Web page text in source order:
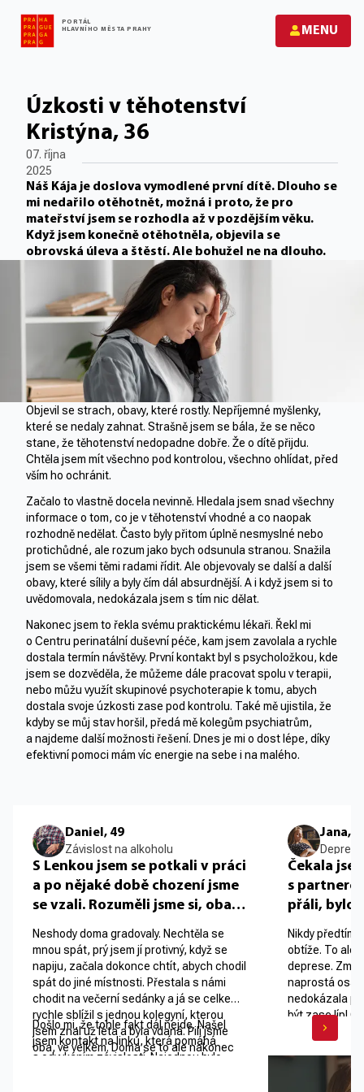
PORTÁL
HLAVNÍHO MĚSTA PRAHY
MENU
Úzkosti v těhotenství
Kristýna, 36
07. října
2025
Náš Kája je doslova vymodlené první dítě. Dlouho se
mi nedařilo otěhotnět, možná i proto, že pro
mateřství jsem se rozhodla až v pozdějším věku.
Když jsem konečně otěhotněla, objevila se
obrovská úleva a štěstí. Ale bohužel ne na dlouho.
Objevil se strach, obavy, které rostly. Nepříjemné myšlenky,
které se nedaly zahnat. Strašně jsem se bála, že se něco
stane, že těhotenství nedopadne dobře. Že o dítě přijdu.
Chtěla jsem mít všechno pod kontrolou, všechno ohlídat, před
vším ho ochránit.
Začalo to vlastně docela nevinně. Hledala jsem snad všechny
informace o tom, co je v těhotenství vhodné a co naopak
rozhodně nedělat. Často byly přitom úplně nesmyslné nebo
protichůdné, ale rozum jako bych odsunula stranou. Snažila
jsem se všemi těmi radami řídit. Ale objevovaly se další a další
obavy, které sílily a byly čím dál absurdnější. A i když jsem si to
uvědomovala, nedokázala jsem s tím nic dělat.
Nakonec jsem to řekla svému praktickému lékaři. Řekl mi
o Centru perinatální duševní péče, kam jsem zavolala a rychle
dostala termín návštěvy. První kontakt byl s psycholožkou, kde
jsem se dozvěděla, že můžeme dále pracovat spolu v terapii,
nebo můžu využít skupinové psychoterapie k tomu, abych
dostala svoje úzkosti zase pod kontrolu. Také mě ujistila, že
kdyby se můj stav horšil, předá mě kolegům psychiatrům,
a najdeme další možnosti řešení. Dnes je mi o dost lépe, díky
efektivní pomoci mám víc energie na sebe i na malého.
Daniel, 49
Závislost na alkoholu
S Lenkou jsem se potkali v práci
a po nějaké době chození jsme
se vzali. Rozuměli jsme si, oba
nás bavil sport. Po práci jsme
s partou vždycky chodili
na víno. Když mi po čase Lenka
začala signalizovat, že by ráda,
ať s tím pitím uberu, přišlo mi to
bizarní. Rád si dám skleničku,
ale to přeci ona taky. Rozhodně
Neshody doma gradovaly. Nechtěla se
mnou spát, prý jsem jí protivný, když se
napiju, začala dokonce chtít, abych chodil
spát do jiné místnosti. Přestala s námi
chodit na večerní sedánky a já se celkem
rychle sblížil s jednou kolegyní, kterou
jsem znal už léta a byla vdaná. Pili jsme
oba, ve velkém. Doma se to ale nakonec
Došlo mi, že tohle fakt dál nejde. Našel
jsem kontakt na linku, která pomáhá
s odvykáním závislostí. Najednou bylo
Jana,
Čekala
s
přáli, bylo
jsme se
Nikdy předtím
obtíže. To ale
deprese.
naprostá
nedokázala
být zase líp!
od svých
zároveň mi
těhotenství